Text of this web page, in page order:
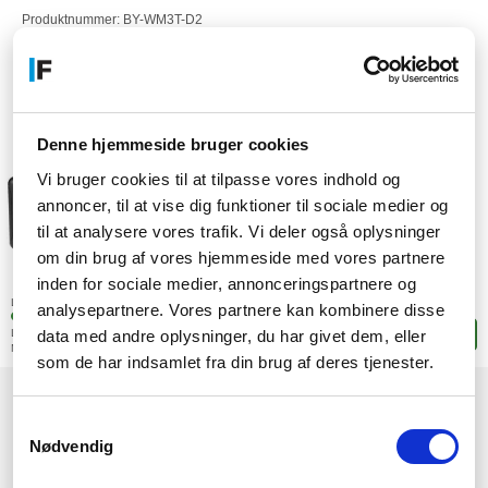
Denne hjemmeside bruger cookies
Vi bruger cookies til at tilpasse vores indhold og
annoncer, til at vise dig funktioner til sociale medier og
til at analysere vores trafik. Vi deler også oplysninger
om din brug af vores hjemmeside med vores partnere
inden for sociale medier, annonceringspartnere og
analysepartnere. Vores partnere kan kombinere disse
data med andre oplysninger, du har givet dem, eller
som de har indsamlet fra din brug af deres tjenester.
Nødvendig
Produktnummer: BY-WM3T-D2
Artikelnummer: F24874204
Lagerstatus:
+5 stk. i fjärrlagring
Leveranstid: 4-9 arbetsdagar
Mer leveransinformation
1.156,-SEK
Lägg i korgen